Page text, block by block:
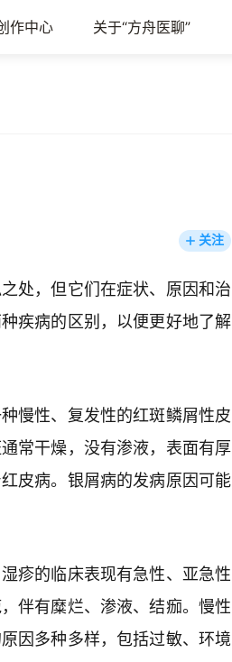
作中心 关于“方舟医聊”
关注
处，但它们在症状、原因和治
疾病的区别，以便更好地了解
慢性、复发性的红斑鳞屑性皮
常干燥，没有渗液，表面有厚
皮病。银屑病的发病原因可能
疹的临床表现有急性、亚急性
伴有糜烂、渗液、结痂。慢性
因多种多样，包括过敏、环境